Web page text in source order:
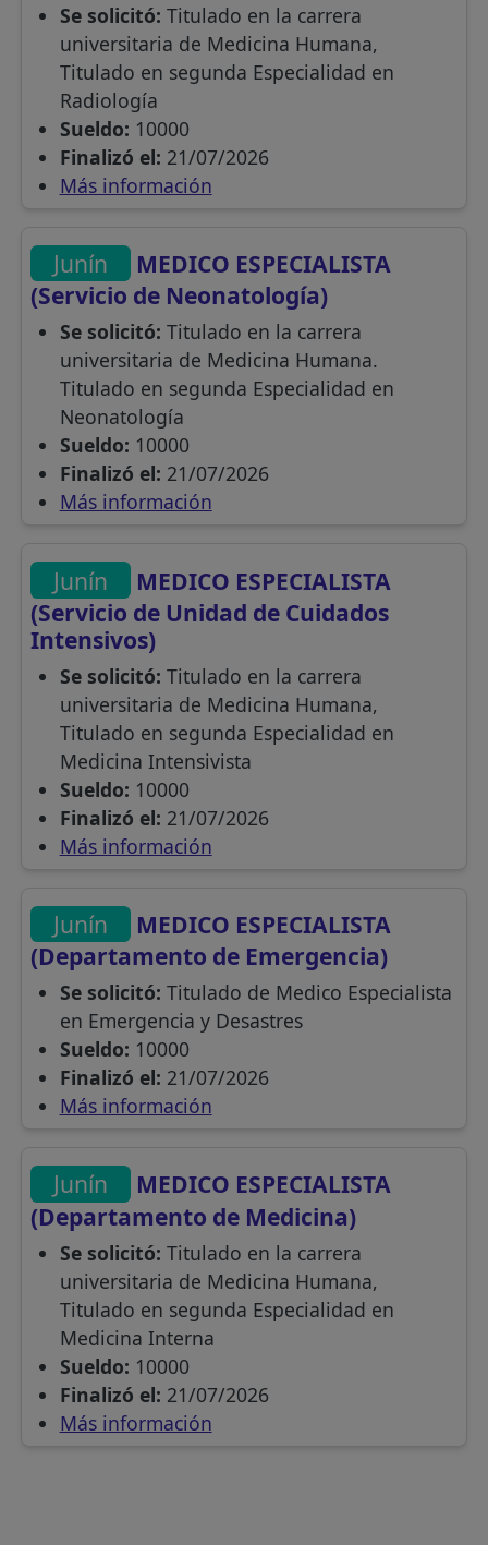
Se solicitó: Titulado en la carrera
universitaria de Medicina Humana,
Titulado en segunda Especialidad en
Radiología
Sueldo: 10000
Finalizó el: 21/07/2026
Más información
Junín
MEDICO ESPECIALISTA
(Servicio de Neonatología)
Se solicitó: Titulado en la carrera
universitaria de Medicina Humana.
Titulado en segunda Especialidad en
Neonatología
Sueldo: 10000
Finalizó el: 21/07/2026
Más información
Junín
MEDICO ESPECIALISTA
(Servicio de Unidad de Cuidados
Intensivos)
Se solicitó: Titulado en la carrera
universitaria de Medicina Humana,
Titulado en segunda Especialidad en
Medicina Intensivista
Sueldo: 10000
Finalizó el: 21/07/2026
Más información
Junín
MEDICO ESPECIALISTA
(Departamento de Emergencia)
Se solicitó: Titulado de Medico Especialista
en Emergencia y Desastres
Sueldo: 10000
Finalizó el: 21/07/2026
Más información
Junín
MEDICO ESPECIALISTA
(Departamento de Medicina)
Se solicitó: Titulado en la carrera
universitaria de Medicina Humana,
Titulado en segunda Especialidad en
Medicina Interna
Sueldo: 10000
Finalizó el: 21/07/2026
Más información